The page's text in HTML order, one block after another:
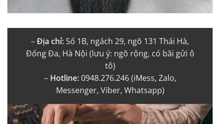
–Địa chỉ:Số 1B, ngách 29, ngõ 131 Thái Hà,
Đống Đa, Hà Nội (lưu ý: ngõ rộng, có bãi gửi ô
tô)
– Hotline:0948.276.246 (iMess, Zalo,
Messenger, Viber, Whatsapp)